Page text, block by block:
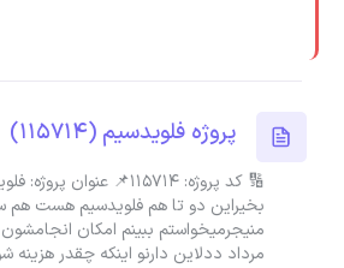
پروژه فلویدسیم (115714)
🔢 کد پروژه: 115714📌
بخیراین دو تا هم فلویدسیم هست هم
منیجرمیخواستم ببینم امکان
مرداد ددلاین دارنو اینکه چقدر